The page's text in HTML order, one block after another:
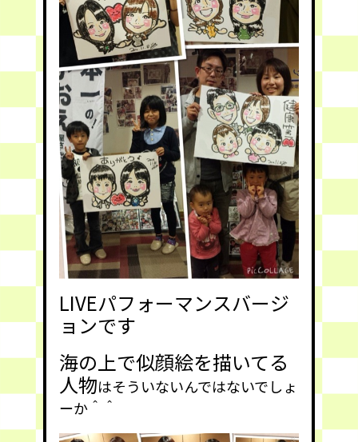
LIVEパフォーマンスバージ
ョンです
海の上で似顔絵を描いてる
人物はそういないんではないでしょ
ーか＾＾